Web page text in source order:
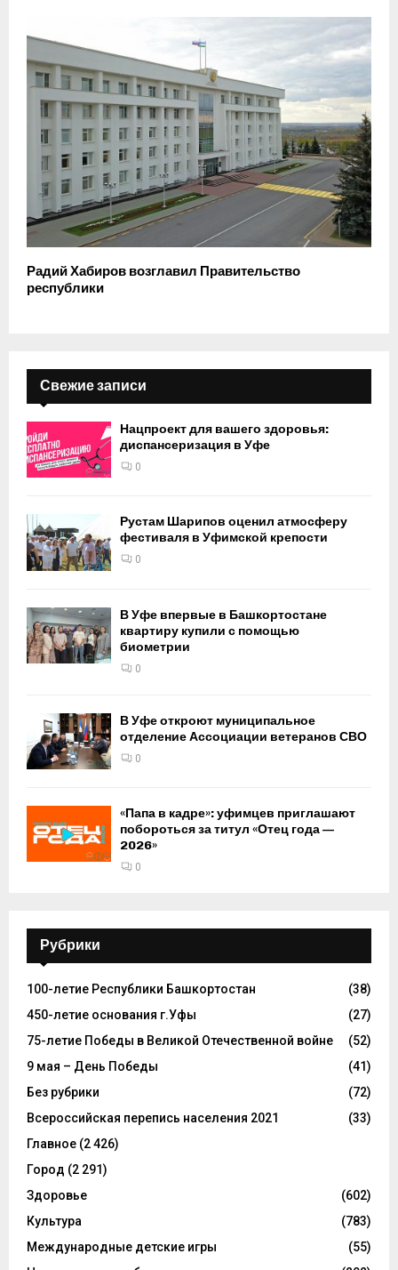
Радий Хабиров возглавил Правительство
республики
Свежие записи
Нацпроект для вашего здоровья:
диспансеризация в Уфе
0
Рустам Шарипов оценил атмосферу
фестиваля в Уфимской крепости
0
В Уфе впервые в Башкортостане
квартиру купили с помощью
биометрии
0
В Уфе откроют муниципальное
отделение Ассоциации ветеранов СВО
0
«Папа в кадре»: уфимцев приглашают
побороться за титул «Отец года —
2026»
0
Рубрики
100-летие Республики Башкортостан
(38)
450-летие основания г.Уфы
(27)
75-летие Победы в Великой Отечественной войне
(52)
9 мая – День Победы
(41)
Без рубрики
(72)
Всероссийская перепись населения 2021
(33)
Главное (2 426)
Город (2 291)
Здоровье
(602)
Культура
(783)
Международные детские игры
(55)